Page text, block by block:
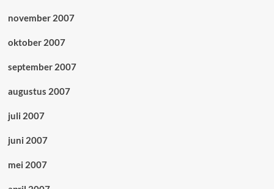
november 2007
oktober 2007
september 2007
augustus 2007
juli 2007
juni 2007
mei 2007